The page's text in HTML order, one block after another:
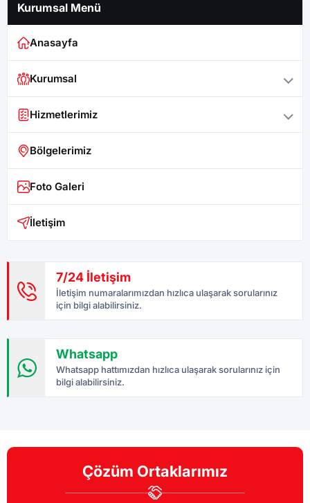
Kurumsal Menü
Anasayfa
Kurumsal
Hizmetlerimiz
Bölgelerimiz
Foto Galeri
İletişim
7/24 İletişim
İletişim numaralarımızdan hızlıca ulaşarak sorularınız
için bilgi alabilirsiniz.
Whatsapp
Whatsapp hattımızdan hızlıca ulaşarak sorularınız için
bilgi alabilirsiniz.
Çözüm Ortaklarımız